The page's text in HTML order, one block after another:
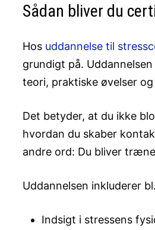
Sådan bliver du
Hos uddannelse til
grundigt på.
teori, praktiske øvelser
Det betyder, at du ikke
hvordan du skaber
andre ord: Du bliver
Uddannelsen inkluderer
Indsigt i stressens